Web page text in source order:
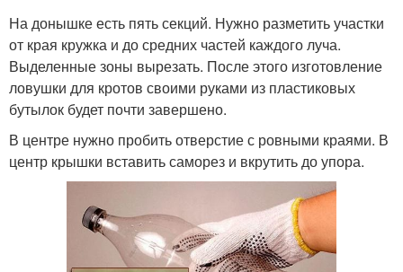
На донышке есть пять секций. Нужно разметить участки
от края кружка и до средних частей каждого луча.
Выделенные зоны вырезать. После этого изготовление
ловушки для кротов своими руками из пластиковых
бутылок будет почти завершено.
В центре нужно пробить отверстие с ровными краями. В
центр крышки вставить саморез и вкрутить до упора.